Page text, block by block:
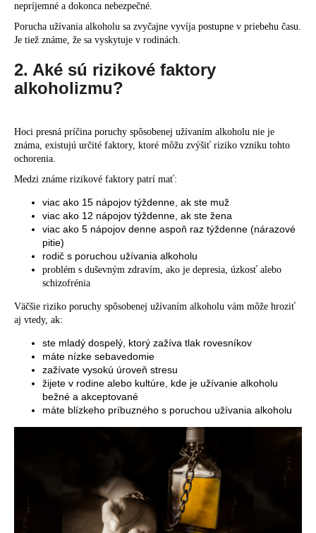
nepríjemné a dokonca nebezpečné.
Porucha užívania alkoholu sa zvyčajne vyvíja postupne v priebehu času.
Je tiež známe, že sa vyskytuje v rodinách.
2. Aké sú rizikové faktory
alkoholizmu?
Hoci presná príčina poruchy spôsobenej užívaním alkoholu nie je
známa, existujú určité faktory, ktoré môžu zvýšiť riziko vzniku tohto
ochorenia.
Medzi známe rizikové faktory patrí mať:
viac ako 15 nápojov týždenne, ak ste muž
viac ako 12 nápojov týždenne, ak ste žena
viac ako 5 nápojov denne aspoň raz týždenne (nárazové
pitie)
rodič s poruchou užívania alkoholu
problém s duševným zdravím, ako je depresia, úzkosť alebo
schizofrénia
Väčšie riziko poruchy spôsobenej užívaním alkoholu vám môže hroziť
aj vtedy, ak:
ste mladý dospelý, ktorý zažíva tlak rovesníkov
máte nízke sebavedomie
zažívate vysokú úroveň stresu
žijete v rodine alebo kultúre, kde je užívanie alkoholu
bežné a akceptované
máte blízkeho príbuzného s poruchou užívania alkoholu